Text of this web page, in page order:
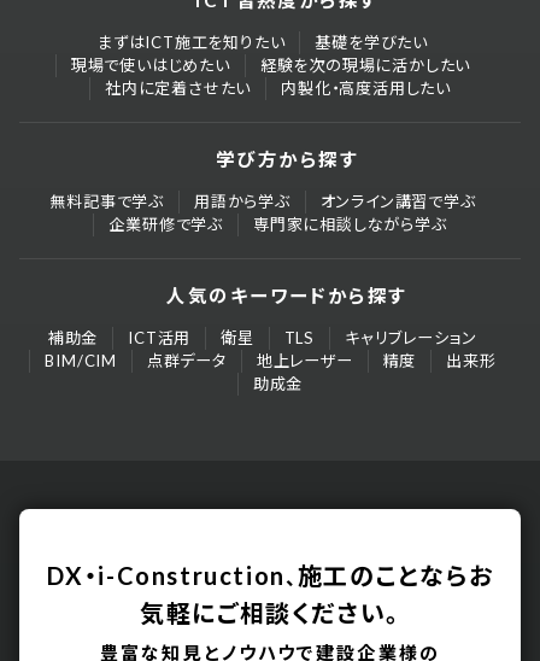
まずはICT施工を知りたい
基礎を学びたい
現場で使いはじめたい
経験を次の現場に活かしたい
社内に定着させたい
内製化・高度活用したい
学び方から探す
無料記事で学ぶ 用語から学ぶ
オンライン講習で学ぶ
企業研修で学ぶ
専門家に相談しながら学ぶ
人気のキーワードから探す
補助金 ICT活用 衛星 TLS
キャリブレーション
BIM/CIM
点群データ 地上レーザー 精度
出来形
助成金
DX・i-Construction、 施工のことならお
気軽にご相談ください。
豊富な知見とノウハウで建設企業様の